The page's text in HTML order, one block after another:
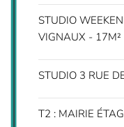
STUDIO
VIGNAUX - 17M²
STUDIO 3 RUE
T2 : MAIRIE